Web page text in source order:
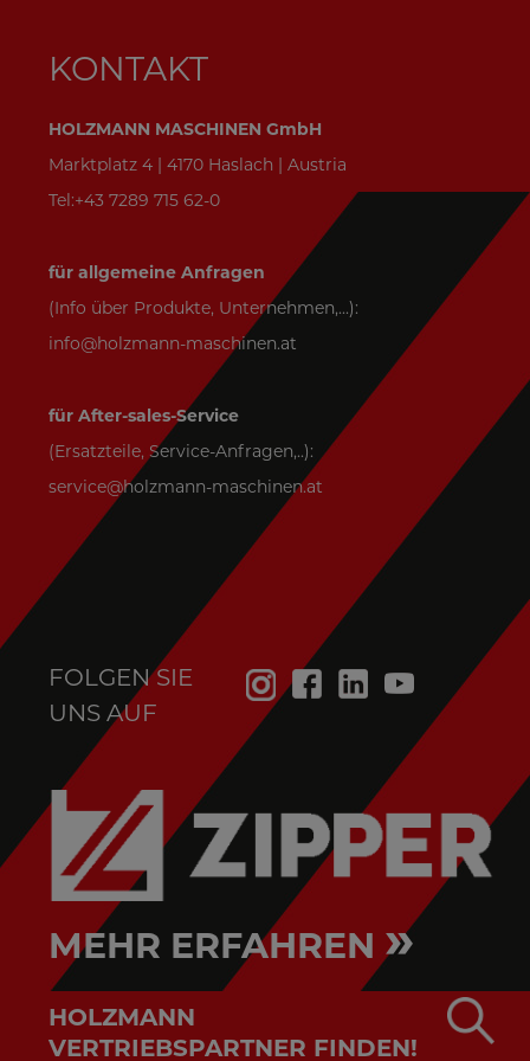
KONTAKT
HOLZMANN MASCHINEN GmbH
Marktplatz 4 | 4170 Haslach | Austria
Tel:+43 7289 715 62-0
für allgemeine Anfragen
(Info über Produkte, Unternehmen,...):
info@holzmann-maschinen.at
für After-sales-Service
(Ersatzteile, Service-Anfragen,..):
service@holzmann-maschinen.at
FOLGEN SIE
UNS AUF
MEHR ERFAHREN »
HOLZMANN
VERTRIEBSPARTNER FINDEN!